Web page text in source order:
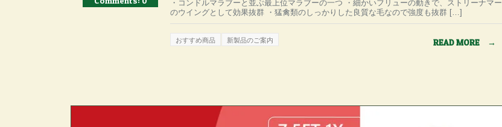
・コンドルマラブーと並ぶ最上位マラブーの一つ ・細かいフリューの動きで、ストリーナマー
のウイングとして効果抜群 ・猛禽類のしっかりした良質な毛なので強度も抜群 […]
おすすめ商品 新製品のご案内 READ MORE →